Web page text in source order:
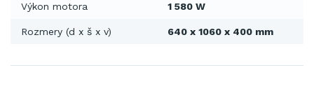
Výkon motora 1 580 W
Rozmery (d x š x v) 640 x 1060 x 400 mm